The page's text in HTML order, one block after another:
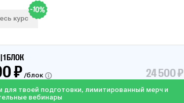
курс
-10%
1 БЛОК
₽ /блок 24 500 ₽
для твоей подготовки, лимитированный мерч и
вебинары